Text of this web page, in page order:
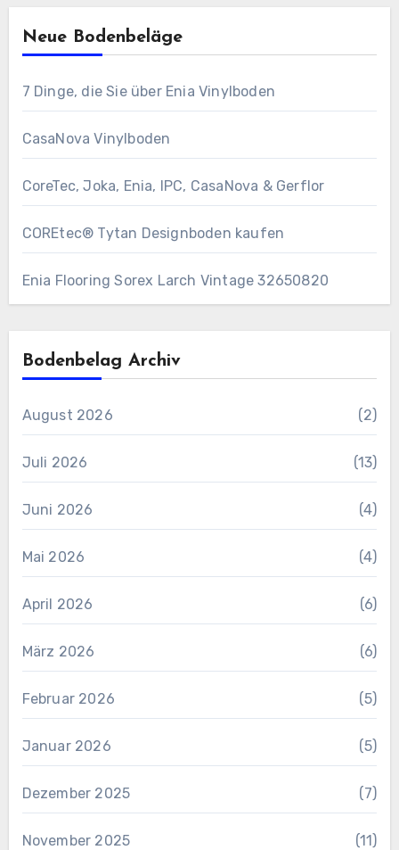
Neue Bodenbeläge
7 Dinge, die Sie über Enia Vinylboden
CasaNova Vinylboden
CoreTec, Joka, Enia, IPC, CasaNova & Gerflor
COREtec® Tytan Designboden kaufen
Enia Flooring Sorex ​Larch Vintage 32650820
Bodenbelag Archiv
August 2026 (2)
Juli 2026 (13)
Juni 2026 (4)
Mai 2026 (4)
April 2026 (6)
März 2026 (6)
Februar 2026 (5)
Januar 2026 (5)
Dezember 2025 (7)
November 2025 (11)